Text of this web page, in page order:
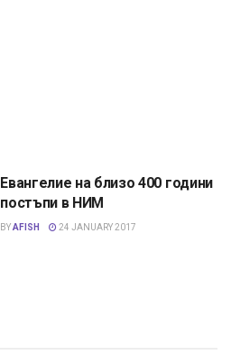
Евангелие на близо 400 години
постъпи в НИМ
BYAFISH 24 JANUARY 2017